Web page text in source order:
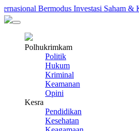
Bermodus Investasi Saham & Kripto
Polhukrimkam
Politik
Hukum
Kriminal
Keamanan
Opini
Kesra
Pendidikan
Kesehatan